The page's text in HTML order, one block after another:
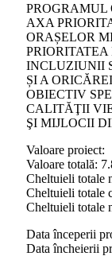
PROGRAMUL
AXA
ORAȘELOR
INCLUZIUNII
ȘI A
OBIECTIV
CALITĂŢII
ŞI MIJLOCII
Valoare proiect:
Valoare totală:
Cheltuieli totale
Cheltuieli totale
Cheltuieli totale
Data începerii
Data încheierii